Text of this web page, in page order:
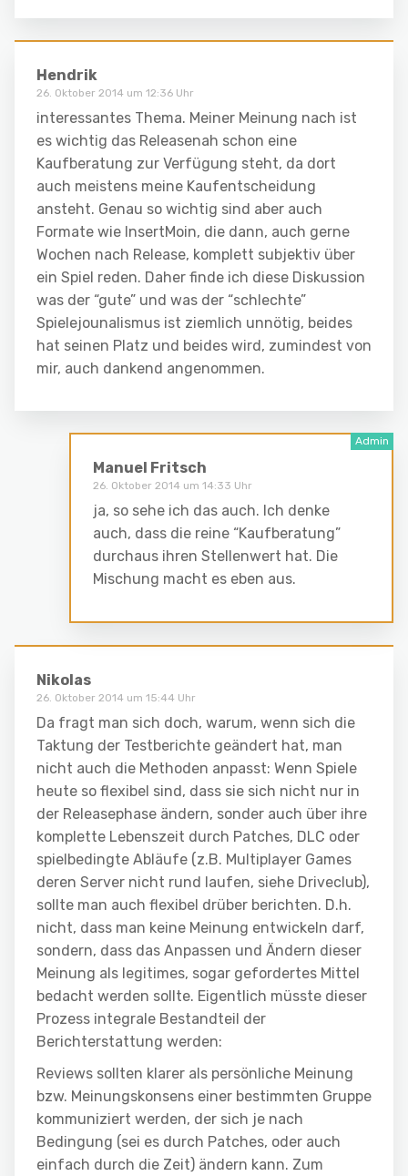
Hendrik
26. Oktober 2014 um 12:36 Uhr
interessantes Thema. Meiner Meinung nach ist
es wichtig das Releasenah schon eine
Kaufberatung zur Verfügung steht, da dort
auch meistens meine Kaufentscheidung
ansteht. Genau so wichtig sind aber auch
Formate wie InsertMoin, die dann, auch gerne
Wochen nach Release, komplett subjektiv über
ein Spiel reden. Daher finde ich diese Diskussion
was der “gute” und was der “schlechte”
Spielejounalismus ist ziemlich unnötig, beides
hat seinen Platz und beides wird, zumindest von
mir, auch dankend angenommen.
Manuel Fritsch
26. Oktober 2014 um 14:33 Uhr
ja, so sehe ich das auch. Ich denke
auch, dass die reine “Kaufberatung”
durchaus ihren Stellenwert hat. Die
Mischung macht es eben aus.
Nikolas
26. Oktober 2014 um 15:44 Uhr
Da fragt man sich doch, warum, wenn sich die
Taktung der Testberichte geändert hat, man
nicht auch die Methoden anpasst: Wenn Spiele
heute so flexibel sind, dass sie sich nicht nur in
der Releasephase ändern, sonder auch über ihre
komplette Lebenszeit durch Patches, DLC oder
spielbedingte Abläufe (z.B. Multiplayer Games
deren Server nicht rund laufen, siehe Driveclub),
sollte man auch flexibel drüber berichten. D.h.
nicht, dass man keine Meinung entwickeln darf,
sondern, dass das Anpassen und Ändern dieser
Meinung als legitimes, sogar gefordertes Mittel
bedacht werden sollte. Eigentlich müsste dieser
Prozess integrale Bestandteil der
Berichterstattung werden:
Reviews sollten klarer als persönliche Meinung
bzw. Meinungskonsens einer bestimmten Gruppe
kommuniziert werden, der sich je nach
Bedingung (sei es durch Patches, oder auch
einfach durch die Zeit) ändern kann. Zum